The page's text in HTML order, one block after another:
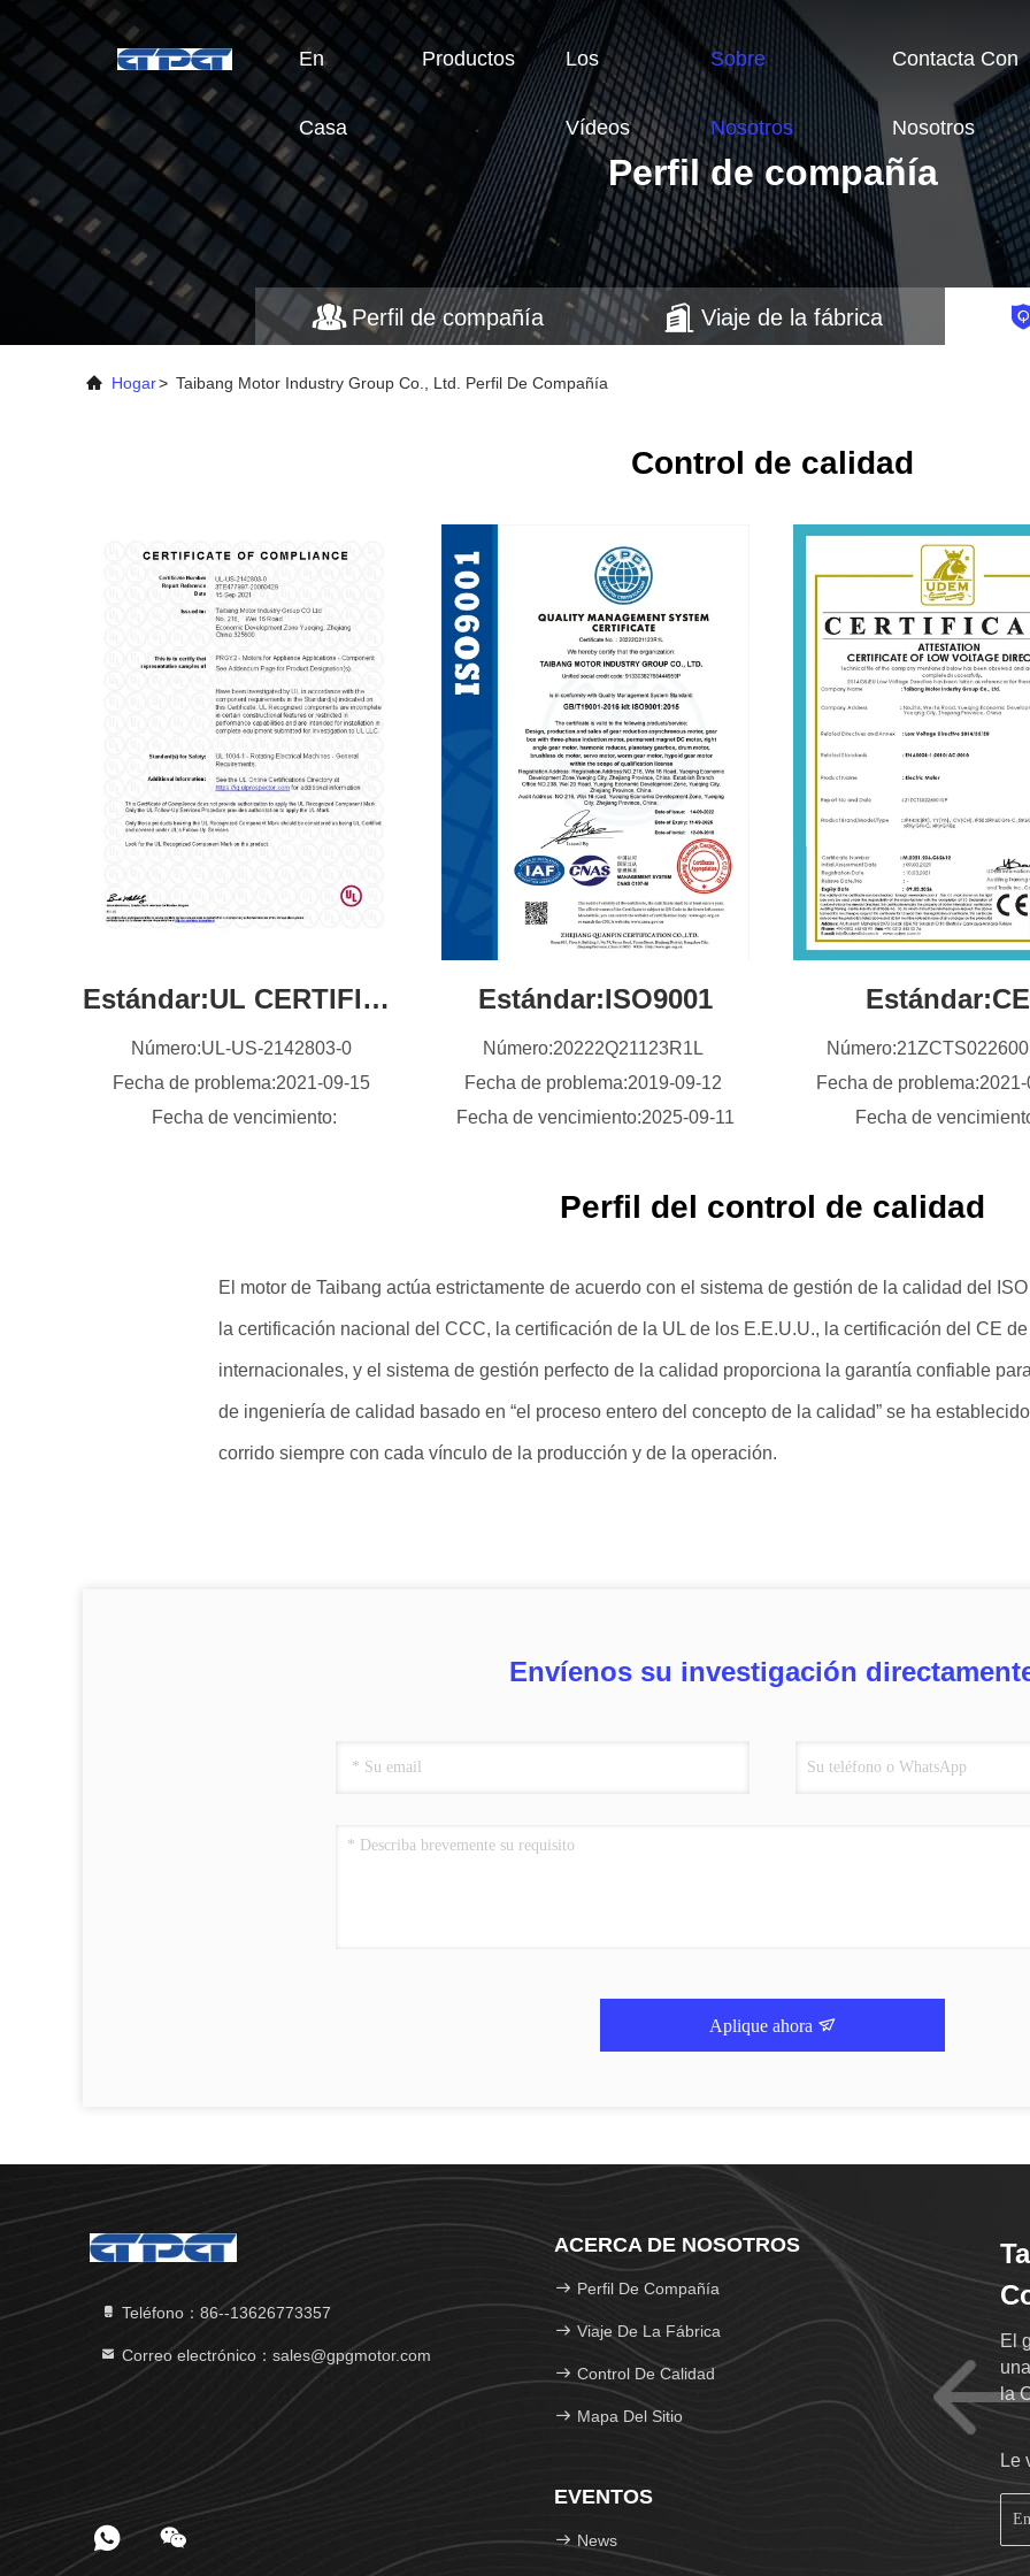
En
Casa
Productos Los
Vídeos
Sobre
Nosotros
Contacta Con
Nosotros
Perfil de compañía
Perfil de compañía Viaje de la fábrica
Hogar> Taibang Motor Industry Group Co., Ltd. Perfil De Compañía
Control de calidad
Estándar:UL CERTIFICATION
Número:UL-US-2142803-0
Fecha de problema:2021-09-15
Fecha de vencimiento:
Estándar:ISO9001
Número:20222Q21123R1L
Fecha de problema:2019-09-12
Fecha de vencimiento:2025-09-11
Estándar:CE
Fecha de
Fecha de
Perfil del control de calidad
El motor de Taibang actúa estrictamente de acuerdo con el sistema de gestión de la calidad del
la certificación nacional del CCC, la certificación de la UL de los E.E.U.U., la certificación del CE
internacionales, y el sistema de gestión perfecto de la calidad proporciona la garantía confiable
de ingeniería de calidad basado en “el proceso entero del concepto de la calidad” se ha
corrido siempre con cada vínculo de la producción y de la operación.
Envíenos su investigación
Aplique ahora
Teléfono：86--13626773357
Correo electrónico：sales@gpgmotor.com
ACERCA DE NOSOTROS
Perfil De Compañía
Viaje De La Fábrica
Control De Calidad
Mapa Del Sitio
EVENTOS
News
El
la
Le